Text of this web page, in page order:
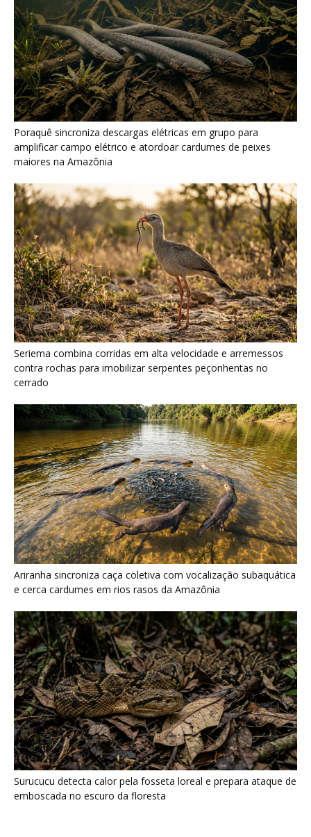
Seriema combina corridas em alta velocidade e arremessos
contra rochas para imobilizar serpentes peçonhentas no
cerrado
Ariranha sincroniza caça coletiva com vocalização subaquática
e cerca cardumes em rios rasos da Amazônia
Surucucu detecta calor pela fosseta loreal e prepara ataque de
emboscada no escuro da floresta
Últimas noticias
Tovaca-de-baturité: nova ave do Ceará mais
anda que voa
7 de agosto de 2026
Biguá mantém penas pouco impermeáveis
para mergulhar e seca as asas...
7 de agosto de 2026